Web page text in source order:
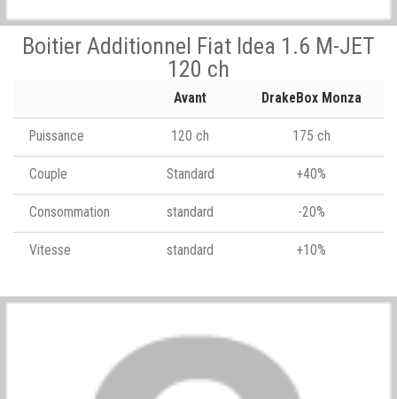
Boitier Additionnel Fiat Idea 1.6 M-JET
120 ch
Avant DrakeBox Monza
Puissance 120 ch 175 ch
Couple Standard +40%
Consommation standard -20%
Vitesse standard +10%